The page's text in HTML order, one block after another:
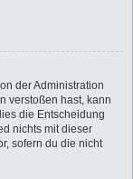
der Administration
verstoßen hast, kann
die Entscheidung
nichts mit dieser
sofern du die nicht